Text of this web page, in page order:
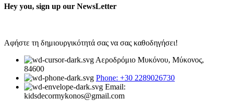
Hey you, sign up our NewsLetter
Αφήστε τη δημιουργικότητά σας να σας καθοδηγήσει!
Αεροδρόμιο Μυκόνου, Μύκονος,
84600
Phone: +30 2289026730
Email:
kidsdecormykonos@gmail.com